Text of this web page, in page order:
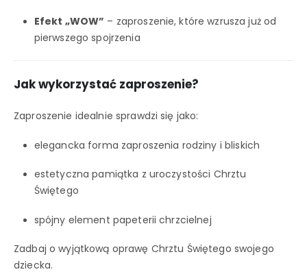
Efekt „WOW” – zaproszenie, które wzrusza już od
pierwszego spojrzenia
Jak wykorzystać zaproszenie?
Zaproszenie idealnie sprawdzi się jako:
elegancka forma zaproszenia rodziny i bliskich
estetyczna pamiątka z uroczystości Chrztu
Świętego
spójny element papeterii chrzcielnej
Zadbaj o wyjątkową oprawę Chrztu Świętego swojego
dziecka.